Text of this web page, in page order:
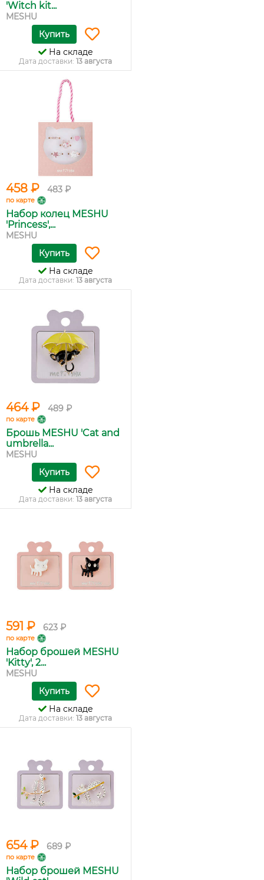
'Witch kit...
MESHU
Купить
На складе
Дата доставки: 13 августа
458 ₽ 483 ₽
по карте
Набор колец MESHU
'Princess',...
MESHU
Купить
На складе
Дата доставки: 13 августа
464 ₽ 489 ₽
по карте
Брошь MESHU 'Cat and
umbrella...
MESHU
Купить
На складе
Дата доставки: 13 августа
591 ₽ 623 ₽
по карте
Набор брошей MESHU
'Kitty', 2...
MESHU
Купить
На складе
Дата доставки: 13 августа
654 ₽ 689 ₽
по карте
Набор брошей MESHU